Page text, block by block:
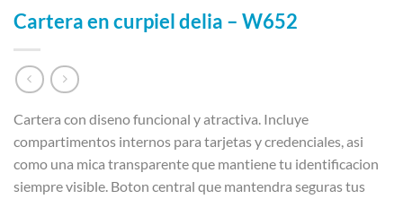
Cartera en curpiel delia – W652
Cartera con diseno funcional y atractiva. Incluye
compartimentos internos para tarjetas y credenciales, asi
como una mica transparente que mantiene tu identificacion
siempre visible. Boton central que mantendra seguras tus